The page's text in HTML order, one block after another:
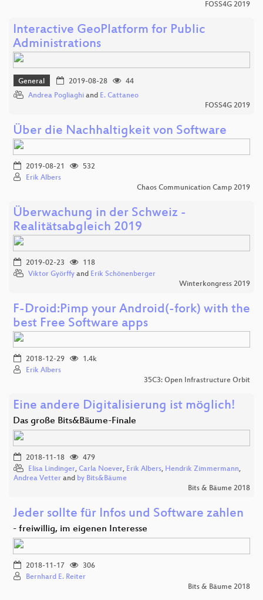
FOSS4G 2019
Interactive GeoPlatform for Public
Administrations
General 2019-08-28
44
Andrea Pogliaghi and E. Cattaneo
FOSS4G 2019
Über die Nachhaltigkeit von Software
2019-08-21
532
Erik Albers
Chaos Communication Camp 2019
Überwachung in der Schweiz -
Realitätsabgleich 2019
2019-02-23
118
Viktor Györffy and Erik Schönenberger
Winterkongress 2019
F-Droid:Pimp your Android(-fork) with the
best Free Software apps
2018-12-29
1.4k
Erik Albers
35C3: Open Infrastructure Orbit
Eine andere Digitalisierung ist möglich!
Das große Bits&Bäume-Finale
2018-11-18
479
Elisa Lindinger, Carla Noever, Erik Albers, Hendrik Zimmermann,
Andrea Vetter and by Bits&Bäume
Bits & Bäume 2018
Jeder sollte für Infos und Software zahlen
- freiwillig, im eigenen Interesse
2018-11-17
306
Bernhard E. Reiter
Bits & Bäume 2018